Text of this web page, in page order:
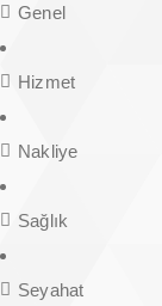
Genel
Hizmet
Nakliye
Sağlık
Seyahat